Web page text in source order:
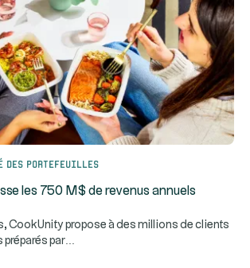
des portefeuilles
les 750 M$ de revenus annuels
CookUnity propose à des millions de clients
préparés par